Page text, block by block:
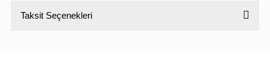
Taksit Seçenekleri